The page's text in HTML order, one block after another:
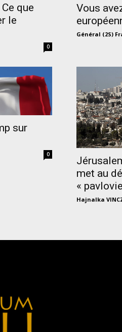
que
le
0
Vous
Général (2S)
sur
0
met au
«
Hajnalka